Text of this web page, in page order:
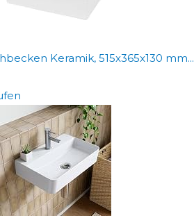
Keramik, 515x365x130 mm...